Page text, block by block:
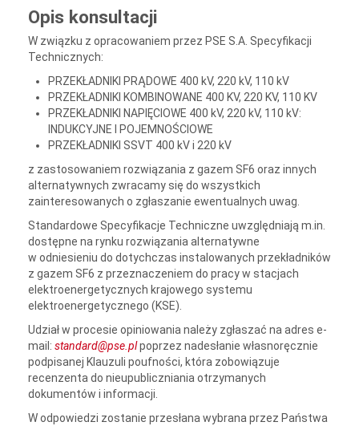
Opis konsultacji
W związku z opracowaniem przez PSE S.A. Specyfikacji
Technicznych:
PRZEKŁADNIKI PRĄDOWE 400 kV, 220 kV, 110 kV
PRZEKŁADNIKI KOMBINOWANE 400 KV, 220 KV, 110 KV
PRZEKŁADNIKI NAPIĘCIOWE 400 kV, 220 kV, 110 kV:
INDUKCYJNE I POJEMNOŚCIOWE
PRZEKŁADNIKI SSVT 400 kV i 220 kV
z zastosowaniem rozwiązania z gazem SF6 oraz innych
alternatywnych zwracamy się do wszystkich
zainteresowanych o zgłaszanie ewentualnych uwag.
Standardowe Specyfikacje Techniczne uwzględniają m.in.
dostępne na rynku rozwiązania alternatywne
w odniesieniu do dotychczas instalowanych przekładników
z gazem SF6 z przeznaczeniem do pracy w stacjach
elektroenergetycznych krajowego systemu
elektroenergetycznego (KSE).
Udział w procesie opiniowania należy zgłaszać na adres e-
mail: standard@pse.plpoprzez nadesłanie własnoręcznie
podpisanej Klauzuli poufności, która zobowiązuje
recenzenta do nieupubliczniania otrzymanych
dokumentów i informacji.
W odpowiedzi zostanie przesłana wybrana przez Państwa